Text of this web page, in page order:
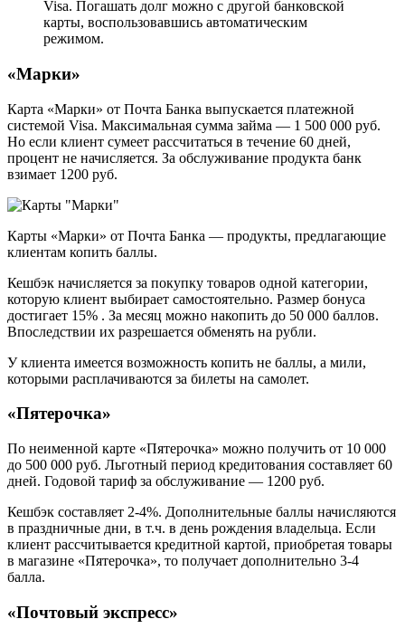
Visa. Погашать долг можно с другой банковской
карты, воспользовавшись автоматическим
режимом.
«Марки»
Карта «Марки» от Почта Банка выпускается платежной
системой Visa. Максимальная сумма займа — 1 500 000 руб.
Но если клиент сумеет рассчитаться в течение 60 дней,
процент не начисляется. За обслуживание продукта банк
взимает 1200 руб.
Карты «Марки» от Почта Банка — продукты, предлагающие
клиентам копить баллы.
Кешбэк начисляется за покупку товаров одной категории,
которую клиент выбирает самостоятельно. Размер бонуса
достигает 15% . За месяц можно накопить до 50 000 баллов.
Впоследствии их разрешается обменять на рубли.
У клиента имеется возможность копить не баллы, а мили,
которыми расплачиваются за билеты на самолет.
«Пятерочка»
По неименной карте «Пятерочка» можно получить от 10 000
до 500 000 руб. Льготный период кредитования составляет 60
дней. Годовой тариф за обслуживание — 1200 руб.
Кешбэк составляет 2-4%. Дополнительные баллы начисляются
в праздничные дни, в т.ч. в день рождения владельца. Если
клиент рассчитывается кредитной картой, приобретая товары
в магазине «Пятерочка», то получает дополнительно 3-4
балла.
«Почтовый экспресс»